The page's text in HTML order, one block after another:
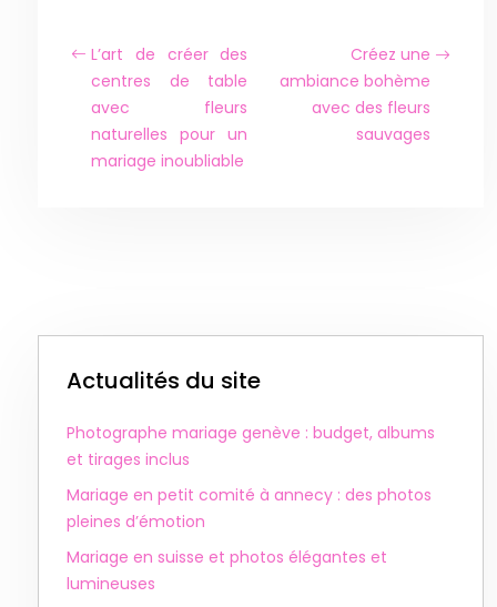
L’art de créer des
centres de table
avec fleurs
naturelles pour un
mariage inoubliable
Créez une
ambiance bohème
avec des fleurs
sauvages
Actualités du site
Photographe mariage genève : budget, albums
et tirages inclus
Mariage en petit comité à annecy : des photos
pleines d’émotion
Mariage en suisse et photos élégantes et
lumineuses